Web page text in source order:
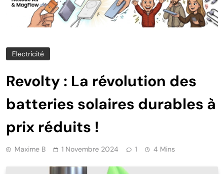
Electricité
Revolty : La révolution des
batteries solaires durables à
prix réduits !
Maxime B 1 Novembre 2024 1 4 Mins